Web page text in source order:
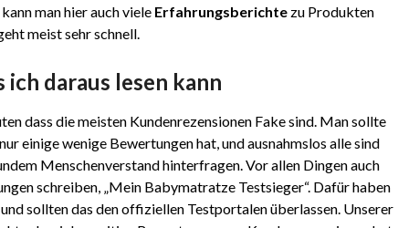
man hier auch viele Erfahrungsberichte zu Produkten
meist sehr schnell.
daraus lesen kann
dass die meisten Kundenrezensionen Fake sind. Man sollte
einige wenige Bewertungen hat, und ausnahmslos alle sind
Menschenverstand hinterfragen. Vor allen Dingen auch
schreiben, „Mein Babymatratze Testsieger“. Dafür haben
sollten das den offiziellen Testportalen überlassen. Unserer